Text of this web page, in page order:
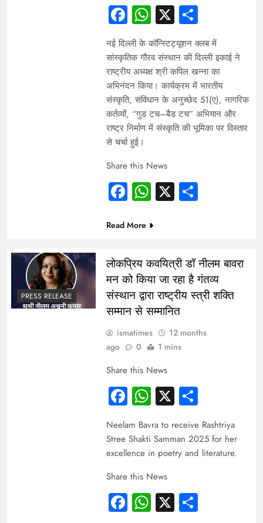
Facebook
WhatsApp
X Share
नई दिल्ली के कॉन्स्टिट्यूशन क्लब में
सांस्कृतिक गौरव संस्थान की दिल्ली इकाई ने
राष्ट्रीय अध्यक्ष श्री कपिल खन्ना का
अभिनंदन किया। कार्यक्रम में भारतीय
संस्कृति, संविधान के अनुच्छेद 51(ए), नागरिक
कर्तव्यों, “गुड टच–बैड टच” अभियान और
राष्ट्र निर्माण में संस्कृति की भूमिका पर विस्तार
से चर्चा हुई।
Share this News
Facebook
WhatsApp
X Share
Read More
PRESS RELEASE
लोकप्रिय कवयित्री डॉ नीलम बावरा
मन को किया जा रहा है गंतव्य
संस्थान द्वारा राष्ट्रीय स्त्री शक्ति
सम्मान से सम्मानित
ismatimes
12 months
ago
0 1 mins
Share this News
Facebook
WhatsApp
X Share
Neelam Bavra to receive Rashtriya
Stree Shakti Samman 2025 for her
excellence in poetry and literature.
Share this News
Facebook
WhatsApp
X Share